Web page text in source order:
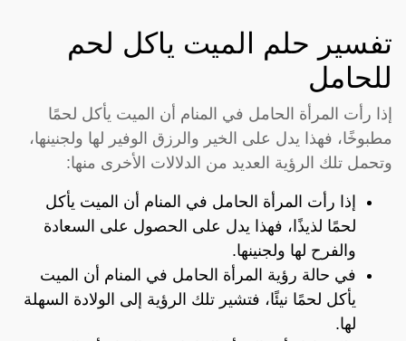
تفسير حلم الميت ياكل لحم
للحامل
إذا رأت المرأة الحامل في المنام أن الميت يأكل لحمًا
مطبوخًا، فهذا يدل على الخير والرزق الوفير لها ولجنينها،
وتحمل تلك الرؤية العديد من الدلالات الأخرى منها:
إذا رأت المرأة الحامل في المنام أن الميت يأكل
لحمًا لذيذًا، فهذا يدل على الحصول على السعادة
والفرح لها ولجنينها.
في حالة رؤية المرأة الحامل في المنام أن الميت
يأكل لحمًا نيئًا، فتشير تلك الرؤية إلى الولادة السهلة
لها.